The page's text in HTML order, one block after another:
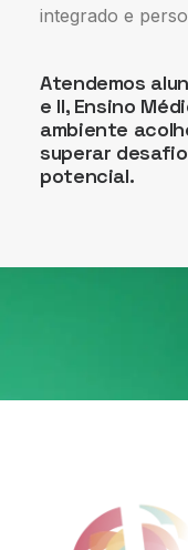
integrado e
Atendemos
e II, Ensino
ambiente
superar
potencial.